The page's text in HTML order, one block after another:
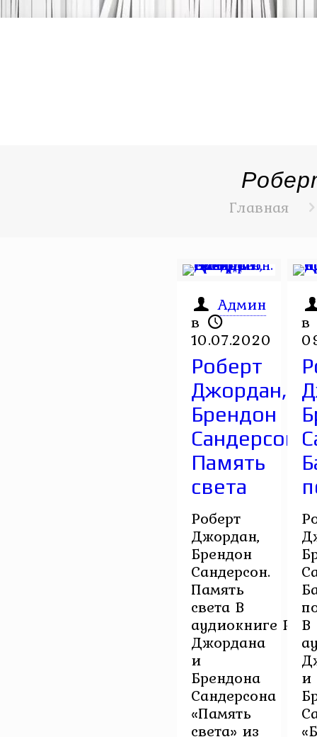
Главная
Админ
в
10.07.2020
Роберт
Джордан,
Брендон
Сандерсон.
Память
света
Роберт
Джордан,
Брендон
Сандерсон.
Память
света В
аудиокниге
Джордана
и
Брендона
Сандерсона
«Память
света» из
в
В
и